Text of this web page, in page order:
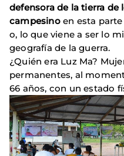
defensora de la tierra de
campesino en esta
o, lo que viene a ser lo
geografía de la guerra.
¿Quién era Luz Ma?
permanentes, al
66 años, con un estado